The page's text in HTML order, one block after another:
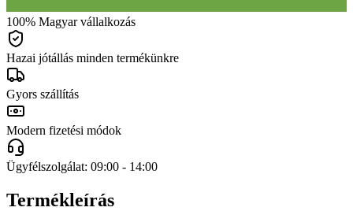
100% Magyar vállalkozás
Hazai jótállás minden termékünkre
Gyors szállítás
Modern fizetési módok
Ügyfélszolgálat: 09:00 - 14:00
Termékleírás